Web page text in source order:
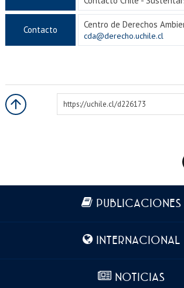
Contacto Centro de Derechos
cda@derecho.uchile.cl
https://uchile.cl/d226173
Más información
PUBLICACIONES
INTERNACIONAL
NOTICIAS